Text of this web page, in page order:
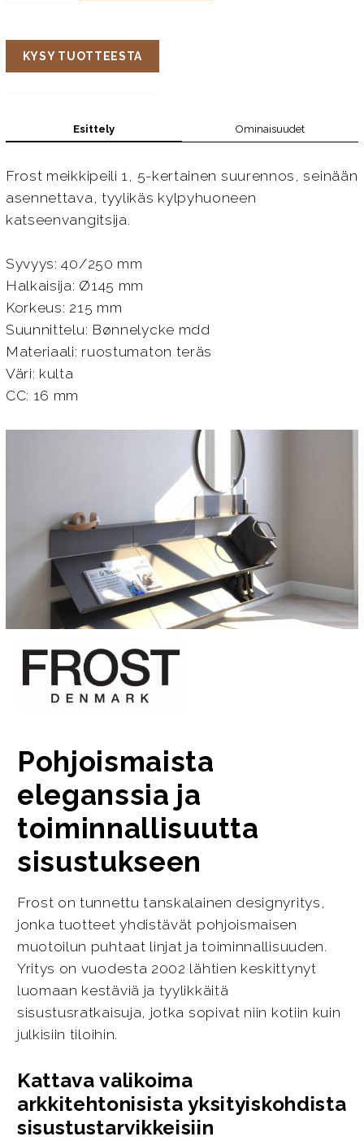
KYSY TUOTTEESTA
Esittely Ominaisuudet
Frost meikkipeili 1, 5-kertainen suurennos, seinään
asennettava, tyylikäs kylpyhuoneen
katseenvangitsija.
Syvyys: 40/250 mm
Halkaisija: Ø145 mm
Korkeus: 215 mm
Suunnittelu: Bønnelycke mdd
Materiaali: ruostumaton teräs
Väri: kulta
CC: 16 mm
Pohjoismaista
eleganssia ja
toiminnallisuutta
sisustukseen
Frost on tunnettu tanskalainen designyritys,
jonka tuotteet yhdistävät pohjoismaisen
muotoilun puhtaat linjat ja toiminnallisuuden.
Yritys on vuodesta 2002 lähtien keskittynyt
luomaan kestäviä ja tyylikkäitä
sisustusratkaisuja, jotka sopivat niin kotiin kuin
julkisiin tiloihin.
Kattava valikoima
arkkitehtonisista yksityiskohdista
sisustustarvikkeisiin